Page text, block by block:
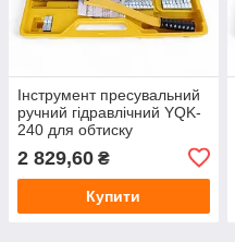
Інструмент пресувальний
ручний гідравлічний YQK-
240 для обтиску
16–240 мм²
2 829,60 ₴
Купити